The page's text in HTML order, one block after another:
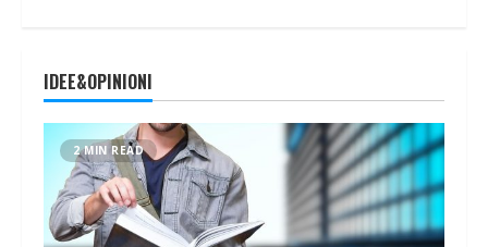
IDEE&OPINIONI
2 MIN READ